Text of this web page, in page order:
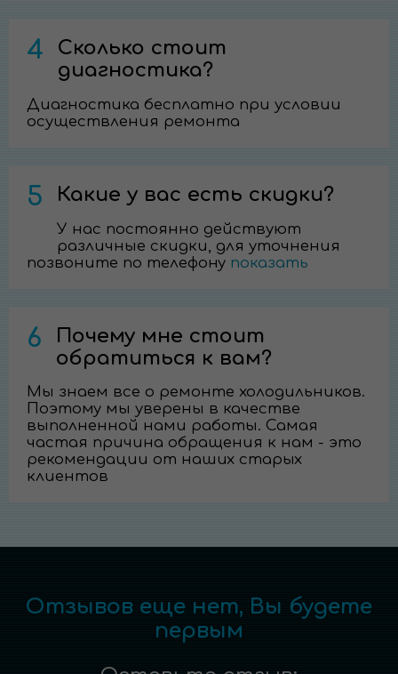
4
Сколько стоит
диагностика?
Диагностика бесплатно при условии
осуществления ремонта
5 Какие у вас есть скидки?
У нас постоянно действуют
различные скидки, для уточнения
позвоните по телефону показать
6
Почему мне стоит
обратиться к вам?
Мы знаем все о ремонте холодильников.
Поэтому мы уверены в качестве
выполненной нами работы. Самая
частая причина обращения к нам - это
рекомендации от наших старых
клиентов
Отзывов еще нет, Вы будете
первым